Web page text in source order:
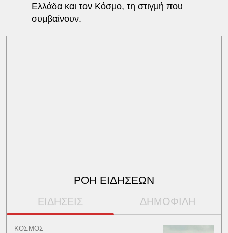
Ελλάδα και τον Κόσμο, τη στιγμή που
συμβαίνουν.
ΡΟΗ ΕΙΔΗΣΕΩΝ
ΕΙΔΗΣΕΙΣ ΔΗΜΟΦΙΛΗ
ΚΟΣΜΟΣ